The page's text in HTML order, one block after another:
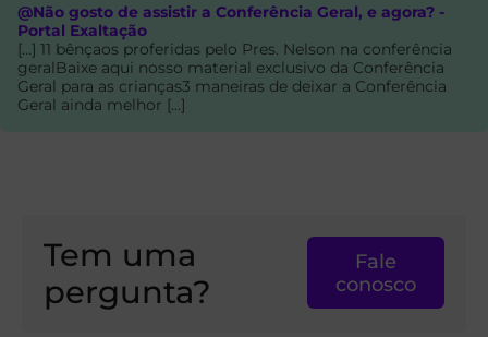
@Não gosto de assistir a Conferência Geral, e agora? -
Portal Exaltação
[…] 11 bênçaos proferidas pelo Pres. Nelson na conferência
geralBaixe aqui nosso material exclusivo da Conferência
Geral para as crianças3 maneiras de deixar a Conferência
Geral ainda melhor […]
Tem uma
pergunta?
Fale
conosco